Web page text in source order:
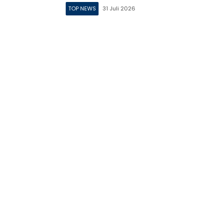
TOP NEWS 31 Juli 2026